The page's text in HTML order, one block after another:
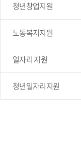
청년창업지원
노동복지지원
일자리 지원
청년일자리지원